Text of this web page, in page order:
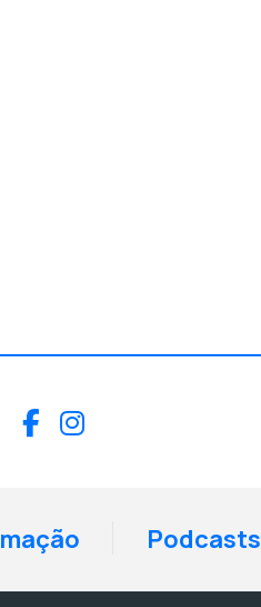
Facebook
Instagram
Podcasts